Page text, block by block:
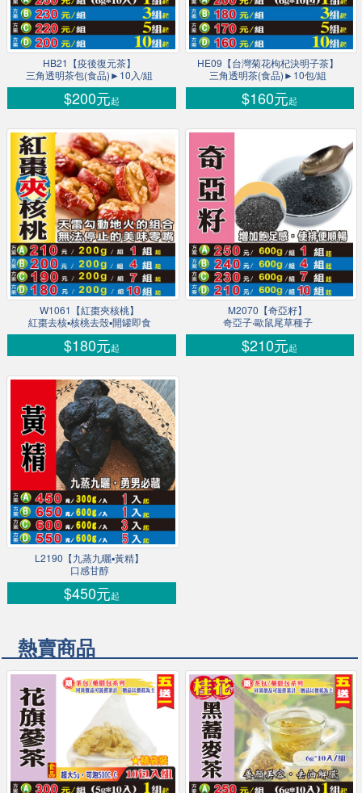
HB21【疫後復元茶】
三角透明茶包(食品)►10入/組
$200元起
HE09【台灣菊花枸杞決明子茶】
三角透明茶(食品)►10包/組
$160元起
W1061【紅棗夾核桃】
紅棗去核▪核桃去殼▪開罐即食
$180元起
M2070【奇亞籽】
奇亞子‧歐鼠尾草種子
$210元起
L2190【九蒸九曬▪黃精】
口感甘醇
$450元起
熱賣商品